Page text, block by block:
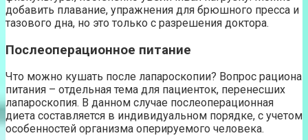
добавить плавание, упражнения для брюшного пресса и
тазового дна, но это только с разрешения доктора.
Послеоперационное питание
Что можно кушать после лапароскопии? Вопрос рациона
питания – отдельная тема для пациенток, перенесших
лапароскопия. В данном случае послеоперационная
диета составляется в индивидуальном порядке, с учетом
особенностей организма оперируемого человека.